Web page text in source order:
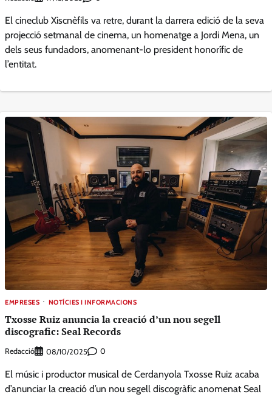
El cineclub Xiscnèfils va retre, durant la darrera edició de la seva
projecció setmanal de cinema, un homenatge a Jordi Mena, un
dels seus fundadors, anomenant-lo president honorífic de
l’entitat.
EMPRESES NOTÍCIES I INFORMACIONS
Txosse Ruiz anuncia la creació d’un nou segell
discografic: Seal Records
Redacció 08/10/2025 0
El músic i productor musical de Cerdanyola Txosse Ruiz acaba
d’anunciar la creació d’un nou segell discogràfic anomenat Seal